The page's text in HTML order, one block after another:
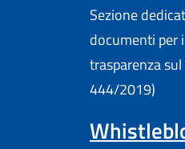
Sezione
documenti per
trasparenza
444/2019)